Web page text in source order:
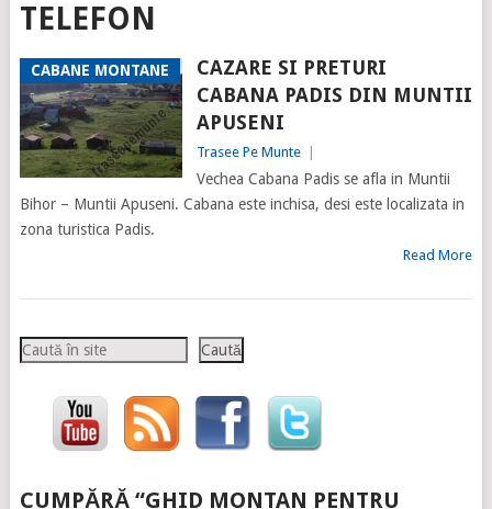
TELEFON
CABANE MONTANE
CAZARE SI PRETURI
CABANA PADIS DIN MUNTII
APUSENI
Trasee Pe Munte
Vechea Cabana Padis se afla in Muntii
Bihor – Muntii Apuseni. Cabana este inchisa, desi este localizata in
zona turistica Padis.
Read More
Caută Caută
CUMPĂRĂ “GHID MONTAN PENTRU